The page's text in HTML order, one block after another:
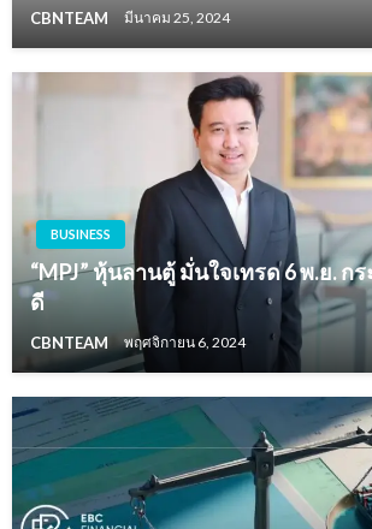
CBNTEAM มีนาคม 25, 2024
BUSINESS
“MPJ” หุ้นลานตู้ มั่นใจเทรด 6 พ.ย. ก
ดี
CBNTEAM พฤศจิกายน 6, 2024